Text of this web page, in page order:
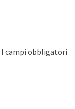
I campi obbligatori